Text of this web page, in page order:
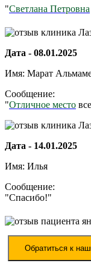
"Светлана Петровна
Дата - 08.01.2025
Имя: Марат
Сообщение:
"Отличное место
Дата - 14.01.2025
Имя: Илья
Сообщение:
"Спасибо!"
Обратиться к